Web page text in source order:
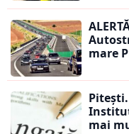
mare
Pitești.
mai